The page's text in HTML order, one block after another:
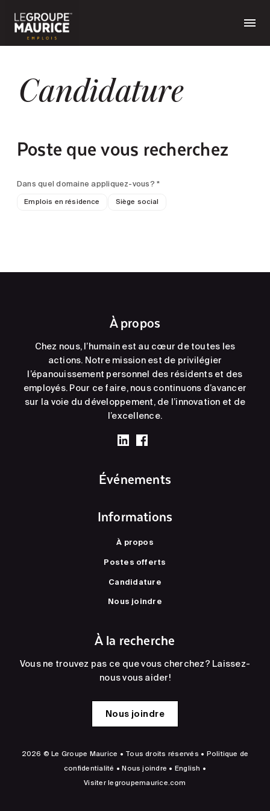
Candidature
Poste que vous recherchez
Dans quel domaine appliquez-vous? *
Emplois en résidence Siège social
À propos
Chez nous, l’humain est au cœur de toutes les
actions. Notre mission est de privilégier
l’épanouissement personnel des résidents et des
employés. Pour ce faire, nous continuons d’avancer
sur la voie du développement, de l’innovation et de
l’excellence.
Événements
Informations
À propos
Postes offerts
Candidature
Nous joindre
À la recherche
Vous ne trouvez pas ce que vous cherchez? Laissez-
nous vous aider!
Nous joindre
2026 © Le Groupe Maurice • Tous droits réservés • Politique de
confidentialité •Nous joindre • English •
Visiterlegroupemaurice.com